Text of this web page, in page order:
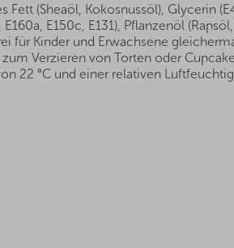
Fett (Sheaöl, Kokosnussöl), Glycerin
E150c, E131), Pflanzenöl
für Kinder und Erwachsene
Verzieren von Torten oder
22 °C und einer relativen